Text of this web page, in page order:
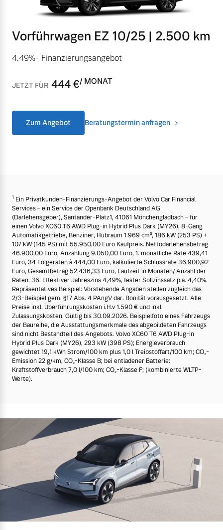
Finanzierung & Leasing
Versicherung
Vorführwagen EZ 10/25 | 2.500 km
4.49%- Finanzierungsangebot
JETZT FÜR 444€/ MONAT
Zum Angebot Beratungstermin anfragen
1 Ein Privatkunden-Finanzierungs-Angebot der Volvo Car Financial
Services – ein Service der Openbank Deutschland AG
(Darlehensgeber), Santander-Platz1, 41061 Mönchengladbach – für
einen Volvo XC60 T6 AWD Plug-in Hybrid Plus Dark (MY26), 8-Gang
Automatikgetriebe, Benziner, Hubraum 1.969 cm³, 186 kW (253 PS) +
107 kW (145 PS) mit 55.950,00 Euro Kaufpreis. Nettodarlehensbetrag
46.900,00 Euro, Anzahlung 9.050,00 Euro, 1. monatliche Rate 439,41
Euro, 34 Folgeraten à 444,00 Euro, kalkulierte Schlussrate 36.900,92
Euro, Gesamtbetrag 52.436,33 Euro, Laufzeit in Monaten/ Anzahl der
Raten: 36. Effektiver Jahreszins 4,49%, fester Sollzinssatz p.a. 4,40%.
Repräsentatives Beispiel: Vorstehende Angaben stellen zugleich das
2/3-Beispiel gem. §17 Abs. 4 PAngV dar. Bonität vorausgesetzt. Alle
Preise inkl. Überführungskosten i.H.v 1.590 € und inkl.
Zulassungskosten. Gültig bis 30.09.2026. Beispielfoto eines Fahrzeugs
der Baureihe, die Ausstattungsmerkmale des abgebildeten Fahrzeugs
sind nicht Bestandteil des Angebots. Volvo XC60 T6 AWD Plug-in
Hybrid Plus Dark (MY26), 293 kW (398 PS); Energieverbrauch
gewichtet 19,1 kWh Strom/100 km plus 1,0 l Treibstoffart/100 km; CO₂-
Emission 22 g/km, CO₂-Klasse B; bei entladener Batterie:
Kraftstoffverbrauch 7,0 l/100 km; CO₂-Klasse F; (kombinierte WLTP-
Werte).